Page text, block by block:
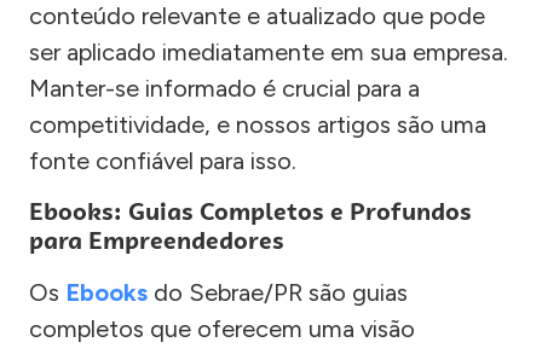
conteúdo relevante e atualizado que pode
ser aplicado imediatamente em sua empresa.
Manter-se informado é crucial para a
competitividade, e nossos artigos são uma
fonte confiável para isso.
Ebooks: Guias Completos e Profundos
para Empreendedores
Os Ebooks do Sebrae/PR são guias
completos que oferecem uma visão